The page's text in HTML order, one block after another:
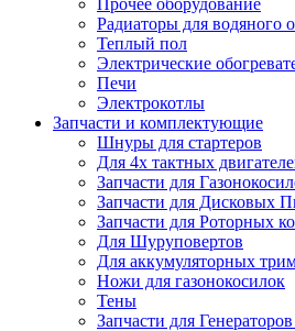
Прочее оборудование
Радиаторы для водяного
Теплый пол
Электрические
Печи
Электрокотлы
Запчасти и комплектующие
Шнуры для стартеров
Для 4х тактных
Запчасти для
Запчасти для Дисковых
Запчасти для Роторных
Для Шуруповертов
Для аккумуляторных
Ножи для газонокосилок
Тены
Запчасти для